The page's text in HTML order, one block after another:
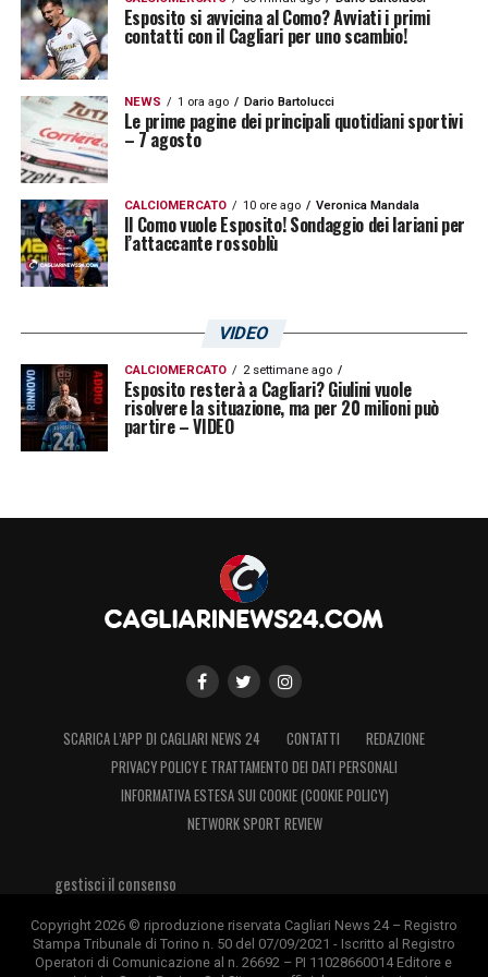
Esposito si avvicina al Como? Avviati i primi
contatti con il Cagliari per uno scambio!
NEWS 1 ora ago Dario Bartolucci
Le prime pagine dei principali quotidiani sportivi
– 7 agosto
CALCIOMERCATO 10 ore ago Veronica Mandala
Il Como vuole Esposito! Sondaggio dei lariani per
l’attaccante rossoblù
VIDEO
CALCIOMERCATO 2 settimane ago
Esposito resterà a Cagliari? Giulini vuole
risolvere la situazione, ma per 20 milioni può
partire – VIDEO
SCARICA L’APP DI CAGLIARI NEWS 24 CONTATTI
REDAZIONE
PRIVACY POLICY E TRATTAMENTO DEI DATI PERSONALI
INFORMATIVA ESTESA SUI COOKIE (COOKIE POLICY)
NETWORK SPORT REVIEW
gestisci il consenso
Copyright 2026 © riproduzione riservata Cagliari News 24 – Registro
Stampa Tribunale di Torino n. 50 del 07/09/2021 - Iscritto al Registro
Operatori di Comunicazione al n. 26692 – PI 11028660014 Editore e